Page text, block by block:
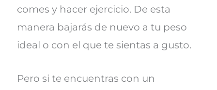
comes y hacer ejercicio. De esta
manera bajarás de nuevo a tu peso
ideal o con el que te sientas a gusto.
Pero si te encuentras con un